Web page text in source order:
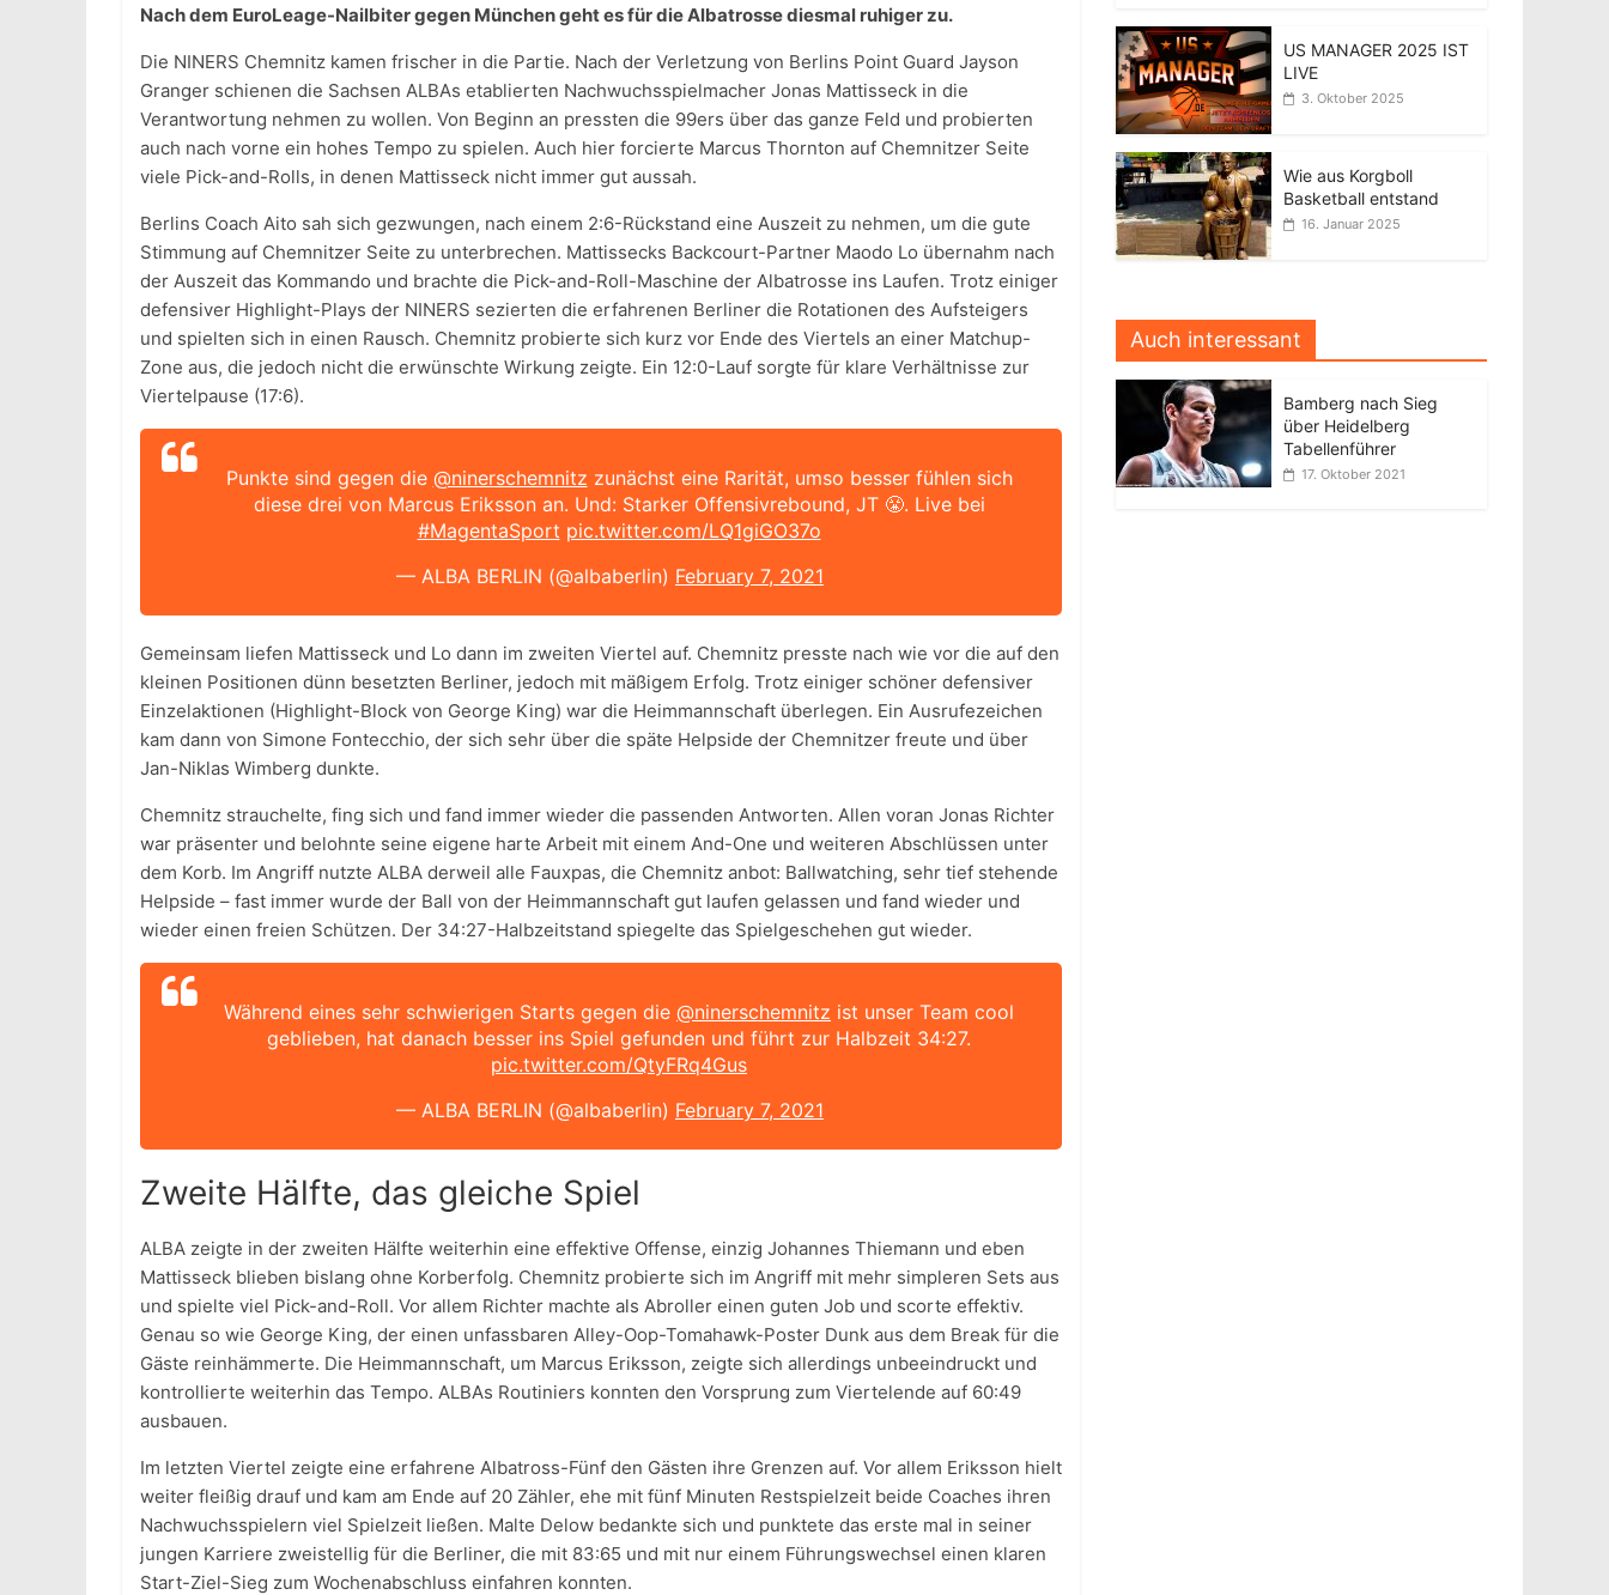
Nach dem EuroLeage-Nailbiter gegen München geht es für die Albatrosse diesmal ruhiger zu.
Die NINERS Chemnitz kamen frischer in die Partie. Nach der Verletzung von Berlins Point Guard Jayson
Granger schienen die Sachsen ALBAs etablierten Nachwuchsspielmacher Jonas Mattisseck in die
Verantwortung nehmen zu wollen. Von Beginn an pressten die 99ers über das ganze Feld und probierten
auch nach vorne ein hohes Tempo zu spielen. Auch hier forcierte Marcus Thornton auf Chemnitzer Seite
viele Pick-and-Rolls, in denen Mattisseck nicht immer gut aussah.
Berlins Coach Aito sah sich gezwungen, nach einem 2:6-Rückstand eine Auszeit zu nehmen, um die gute
Stimmung auf Chemnitzer Seite zu unterbrechen. Mattissecks Backcourt-Partner Maodo Lo übernahm nach
der Auszeit das Kommando und brachte die Pick-and-Roll-Maschine der Albatrosse ins Laufen. Trotz einiger
defensiver Highlight-Plays der NINERS sezierten die erfahrenen Berliner die Rotationen des Aufsteigers
und spielten sich in einen Rausch. Chemnitz probierte sich kurz vor Ende des Viertels an einer Matchup-
Zone aus, die jedoch nicht die erwünschte Wirkung zeigte. Ein 12:0-Lauf sorgte für klare Verhältnisse zur
Viertelpause (17:6).
Punkte sind gegen die @ninerschemnitz zunächst eine Rarität, umso besser fühlen sich
diese drei von Marcus Eriksson an. Und: Starker Offensivrebound, JT 😤. Live bei
#MagentaSport pic.twitter.com/LQ1giGO37o
— ALBA BERLIN (@albaberlin) February 7, 2021
Gemeinsam liefen Mattisseck und Lo dann im zweiten Viertel auf. Chemnitz presste nach wie vor die auf den
kleinen Positionen dünn besetzten Berliner, jedoch mit mäßigem Erfolg. Trotz einiger schöner defensiver
Einzelaktionen (Highlight-Block von George King) war die Heimmannschaft überlegen. Ein Ausrufezeichen
kam dann von Simone Fontecchio, der sich sehr über die späte Helpside der Chemnitzer freute und über
Jan-Niklas Wimberg dunkte.
Chemnitz strauchelte, fing sich und fand immer wieder die passenden Antworten. Allen voran Jonas Richter
war präsenter und belohnte seine eigene harte Arbeit mit einem And-One und weiteren Abschlüssen unter
dem Korb. Im Angriff nutzte ALBA derweil alle Fauxpas, die Chemnitz anbot: Ballwatching, sehr tief stehende
Helpside – fast immer wurde der Ball von der Heimmannschaft gut laufen gelassen und fand wieder und
wieder einen freien Schützen. Der 34:27-Halbzeitstand spiegelte das Spielgeschehen gut wieder.
Während eines sehr schwierigen Starts gegen die @ninerschemnitz ist unser Team cool
geblieben, hat danach besser ins Spiel gefunden und führt zur Halbzeit 34:27.
pic.twitter.com/QtyFRq4Gus
— ALBA BERLIN (@albaberlin) February 7, 2021
Zweite Hälfte, das gleiche Spiel
ALBA zeigte in der zweiten Hälfte weiterhin eine effektive Offense, einzig Johannes Thiemann und eben
Mattisseck blieben bislang ohne Korberfolg. Chemnitz probierte sich im Angriff mit mehr simpleren Sets aus
und spielte viel Pick-and-Roll. Vor allem Richter machte als Abroller einen guten Job und scorte effektiv.
Genau so wie George King, der einen unfassbaren Alley-Oop-Tomahawk-Poster Dunk aus dem Break für die
Gäste reinhämmerte. Die Heimmannschaft, um Marcus Eriksson, zeigte sich allerdings unbeeindruckt und
kontrollierte weiterhin das Tempo. ALBAs Routiniers konnten den Vorsprung zum Viertelende auf 60:49
ausbauen.
Im letzten Viertel zeigte eine erfahrene Albatross-Fünf den Gästen ihre Grenzen auf. Vor allem Eriksson hielt
weiter fleißig drauf und kam am Ende auf 20 Zähler, ehe mit fünf Minuten Restspielzeit beide Coaches ihren
Nachwuchsspielern viel Spielzeit ließen. Malte Delow bedankte sich und punktete das erste mal in seiner
jungen Karriere zweistellig für die Berliner, die mit 83:65 und mit nur einem Führungswechsel einen klaren
Start-Ziel-Sieg zum Wochenabschluss einfahren konnten.
US MANAGER 2025 IST
LIVE
3. Oktober 2025
Wie aus Korgboll
Basketball entstand
16. Januar 2025
Auch interessant
Bamberg nach Sieg
über Heidelberg
Tabellenführer
17. Oktober 2021